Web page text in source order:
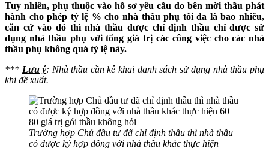
Tuy nhiên, phụ thuộc vào hồ sơ yêu cầu do bên mời thầu phát
hành cho phép tỷ lệ % cho nhà thầu phụ tối đa là bao nhiêu,
căn cứ vào đó thì nhà thầu được chỉ định thầu chỉ được sử
dụng nhà thầu phụ với tổng giá trị các công việc cho các nhà
thầu phụ không quá tỷ lệ này.
*** Lưu ý: Nhà thầu cần kê khai danh sách sử dụng nhà thầu phụ
khi đề xuất.
Trường hợp Chủ đầu tư đã chỉ định thầu thì nhà thầu
có được ký hợp đồng với nhà thầu khác thực hiện